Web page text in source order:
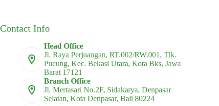
Contact Info
Head Office
Jl. Raya Perjuangan, RT.002/RW.001, Tlk.
Pucung, Kec. Bekasi Utara, Kota Bks, Jawa
Barat 17121
Branch Office
Jl. Mertasari No.2F, Sidakarya, Denpasar
Selatan, Kota Denpasar, Bali 80224